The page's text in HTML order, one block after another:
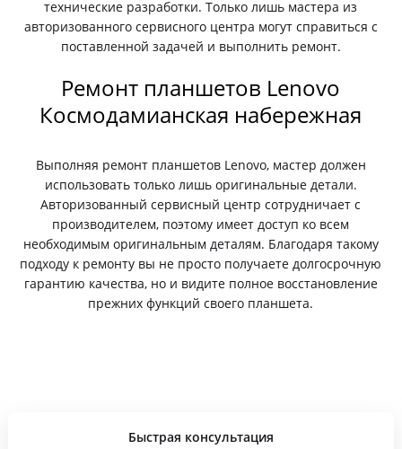
технические разработки. Только лишь мастера из
авторизованного сервисного центра могут справиться с
поставленной задачей и выполнить ремонт.
Ремонт планшетов Lenovo
Космодамианская набережная
Выполняя ремонт планшетов Lenovo, мастер должен
использовать только лишь оригинальные детали.
Авторизованный сервисный центр сотрудничает с
производителем, поэтому имеет доступ ко всем
необходимым оригинальным деталям. Благодаря такому
подходу к ремонту вы не просто получаете долгосрочную
гарантию качества, но и видите полное восстановление
прежних функций своего планшета.
Быстрая консультация